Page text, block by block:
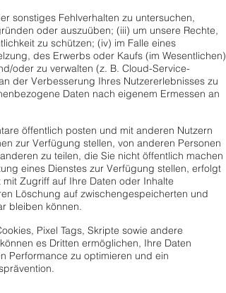
sonstiges Fehlverhalten zu untersuchen,
oder auszuüben; (iii) um unsere Rechte,
zu schützen; (iv) im Falle eines
des Erwerbs oder Kaufs (im Wesentlichen)
oder zu verwalten (z. B. Cloud-Service-
der Verbesserung Ihres Nutzererlebnisses zu
Daten nach eigenem Ermessen an
öffentlich posten und mit anderen Nutzern
zur Verfügung stellen, von anderen Personen
zu teilen, die Sie nicht öffentlich machen
eines Dienstes zur Verfügung stellen, erfolgt
Zugriff auf Ihre Daten oder Inhalte
Löschung auf zwischengespeicherten und
bleiben können.
Pixel Tags, Skripte sowie andere
es Dritten ermöglichen, Ihre Daten
Performance zu optimieren und ein